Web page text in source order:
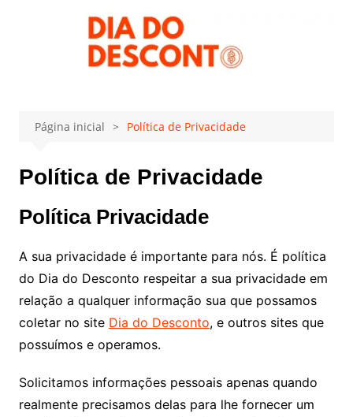
Página inicial Política de Privacidade
Política de Privacidade
Política Privacidade
A sua privacidade é importante para nós. É política
do Dia do Desconto respeitar a sua privacidade em
relação a qualquer informação sua que possamos
coletar no site Dia do Desconto, e outros sites que
possuímos e operamos.
Solicitamos informações pessoais apenas quando
realmente precisamos delas para lhe fornecer um